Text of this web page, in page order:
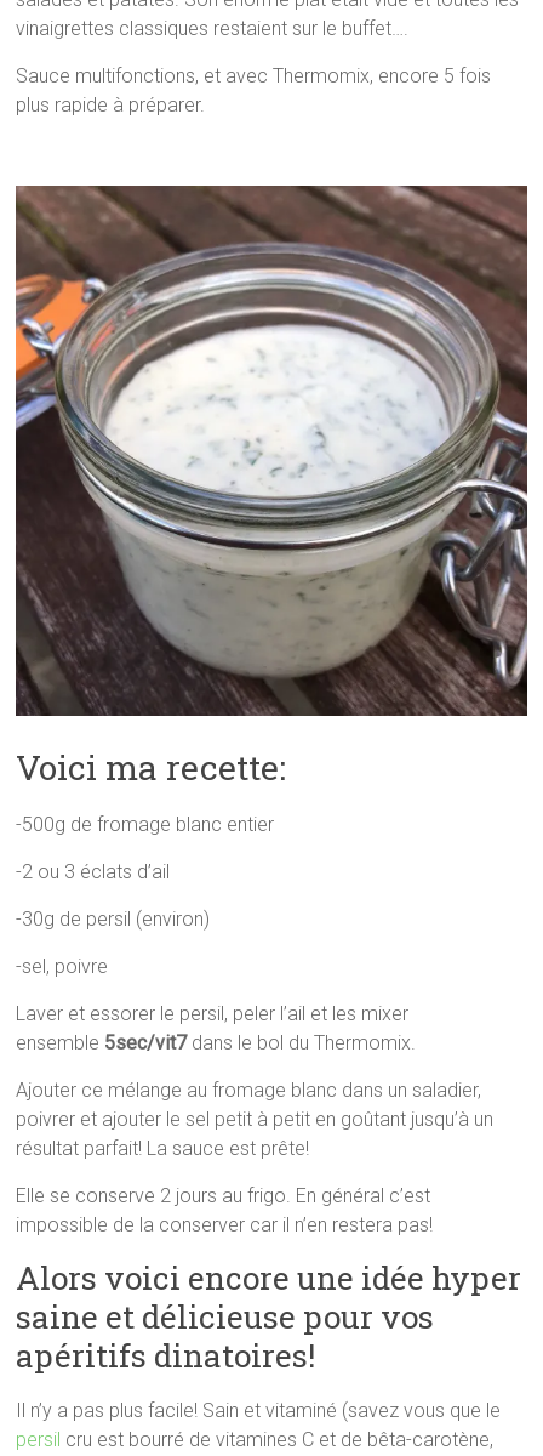
vinaigrettes classiques restaient sur le buffet….
Sauce multifonctions, et avec Thermomix, encore 5 fois
plus rapide à préparer.
Voici ma recette:
-500g de fromage blanc entier
-2 ou 3 éclats d’ail
-30g de persil (environ)
-sel, poivre
Laver et essorer le persil, peler l’ail et les mixer
ensemble 5sec/vit7 dans le bol du Thermomix.
Ajouter ce mélange au fromage blanc dans un saladier,
poivrer et ajouter le sel petit à petit en goûtant jusqu’à un
résultat parfait! La sauce est prête!
Elle se conserve 2 jours au frigo. En général c’est
impossible de la conserver car il n’en restera pas!
Alors voici encore une idée hyper
saine et délicieuse pour vos
apéritifs dinatoires!
Il n’y a pas plus facile! Sain et vitaminé (savez vous que le
persil cru est bourré de vitamines C et de bêta-carotène,